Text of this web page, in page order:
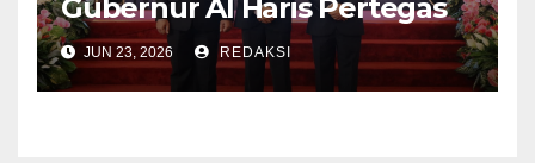
Gubernur Al Haris Pertegas
Komitmen Bersama Kawal
Keuangan Daerah
JUN 23, 2026 REDAKSI